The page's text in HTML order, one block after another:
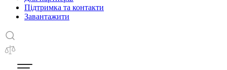
Підтримка та контакти
Завантажити